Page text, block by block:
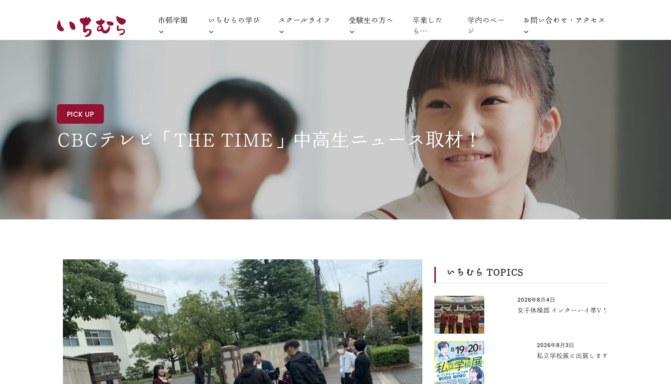
市邨学園 いちむらの学び スクールライフ 受験生の方へ
卒業した
ら…
学内のペー
ジ
お問い合わせ・アクセス
PICK UP
CBCテレビ「THE TIME」中高生ニュース取材！
いちむら TOPICS
2026年8月4日
女子体操部 インターハイ準V！
2026年8月3日
私立学校展に出展します